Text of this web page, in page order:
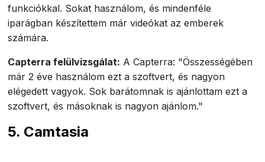
funkciókkal. Sokat használom, és mindenféle
iparágban készítettem már videókat az emberek
számára.
Capterra felülvizsgálat: A Capterra: "Összességében
már 2 éve használom ezt a szoftvert, és nagyon
elégedett vagyok. Sok barátomnak is ajánlottam ezt a
szoftvert, és másoknak is nagyon ajánlom."
5. Camtasia